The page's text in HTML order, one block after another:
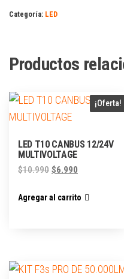
Categoría: LED
Productos
¡Oferta!
LED T10 CANBUS 12/24V
MULTIVOLTAGE
$10.990 $6.990
Agregar al carrito